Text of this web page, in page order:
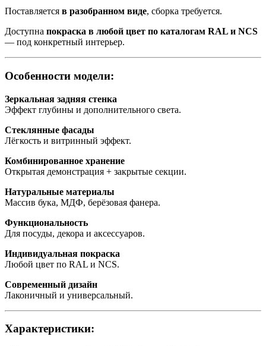
Поставляется в разобранном виде, сборка требуется.
Доступна покраска в любой цвет по каталогам RAL и NCS
— под конкретный интерьер.
Особенности модели:
Зеркальная задняя стенка
Эффект глубины и дополнительного света.
Стеклянные фасады
Лёгкость и витринный эффект.
Комбинированное хранение
Открытая демонстрация + закрытые секции.
Натуральные материалы
Массив бука, МДФ, берёзовая фанера.
Функциональность
Для посуды, декора и аксессуаров.
Индивидуальная покраска
Любой цвет по RAL и NCS.
Современный дизайн
Лаконичный и универсальный.
Характеристики: